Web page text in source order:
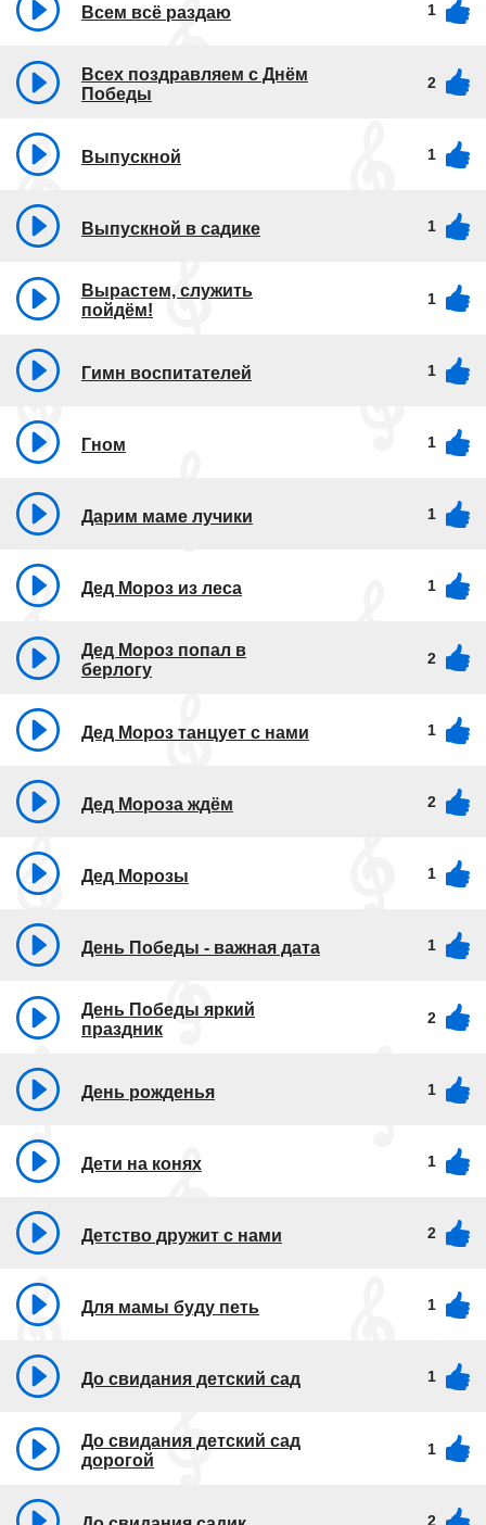
Всем всё раздаю 1
Всех поздравляем с Днём
Победы
2
Выпускной 1
Выпускной в садике 1
Вырастем, служить
пойдём!
1
Гимн воспитателей 1
Гном 1
Дарим маме лучики 1
Дед Мороз из леса 1
Дед Мороз попал в
берлогу
2
Дед Мороз танцует с нами 1
Дед Мороза ждём 2
Дед Морозы 1
День Победы - важная дата 1
День Победы яркий
праздник
2
День рожденья 1
Дети на конях 1
Детство дружит с нами 2
Для мамы буду петь 1
До свидания детский сад 1
До свидания детский сад
дорогой
1
2